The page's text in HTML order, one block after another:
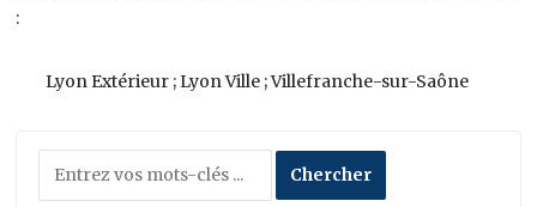
:
Lyon Extérieur ; Lyon Ville ; Villefranche-sur-Saône